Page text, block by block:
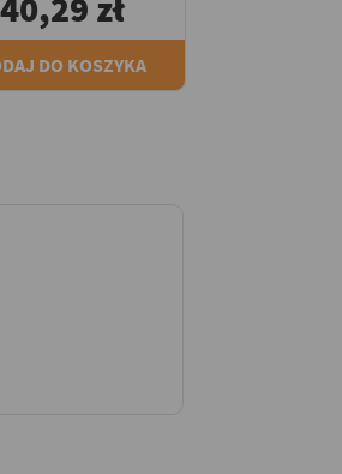
DO KOSZYKA